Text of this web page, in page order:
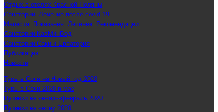
Отдых в отелях Красной Поляны
Санатории: Лечение после covid-19
Мацеста: Показания. Лечение. Рекомендации
Санатории КавМинВод
Санатории Саки и Евпатория
Публикации
Новости
Туры в Сочи на Новый год 2020
Туры в Сочи 2020 в мае
Путевки на январь-февраль 2020
Путевки на весну 2020